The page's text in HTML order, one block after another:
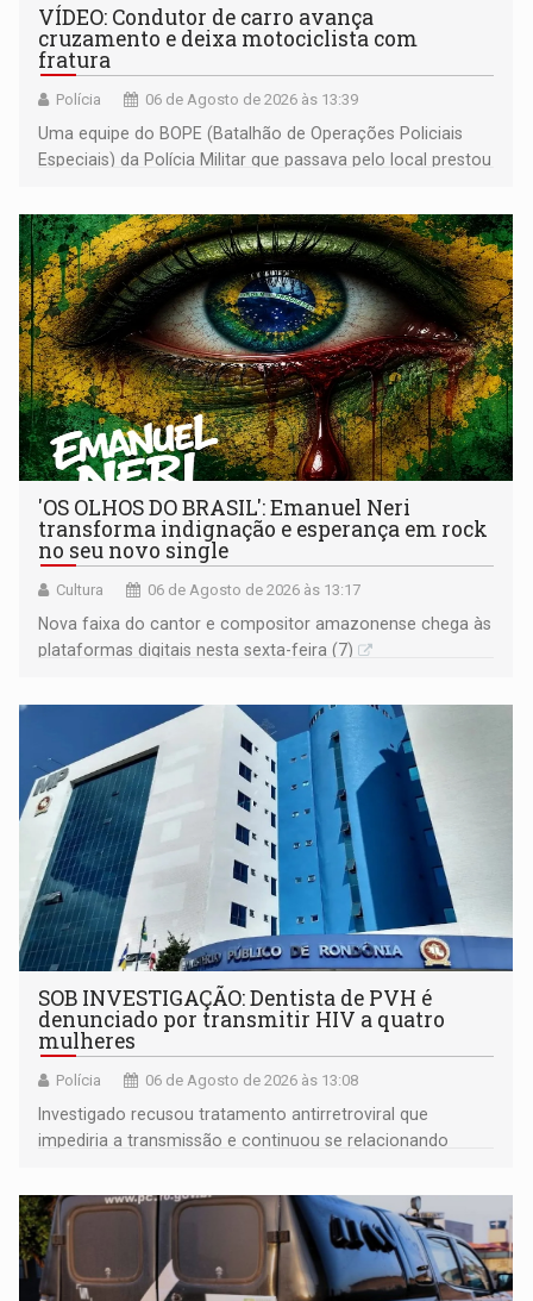
VÍDEO: Condutor de carro avança
cruzamento e deixa motociclista com
fratura
Polícia 06 de Agosto de 2026 às 13:39
Uma equipe do BOPE (Batalhão de Operações Policiais
Especiais) da Polícia Militar que passava pelo local prestou
'OS OLHOS DO BRASIL': Emanuel Neri
transforma indignação e esperança em rock
no seu novo single
Cultura 06 de Agosto de 2026 às 13:17
Nova faixa do cantor e compositor amazonense chega às
plataformas digitais nesta sexta-feira (7)
SOB INVESTIGAÇÃO: Dentista de PVH é
denunciado por transmitir HIV a quatro
mulheres
Polícia 06 de Agosto de 2026 às 13:08
Investigado recusou tratamento antirretroviral que
impediria a transmissão e continuou se relacionando